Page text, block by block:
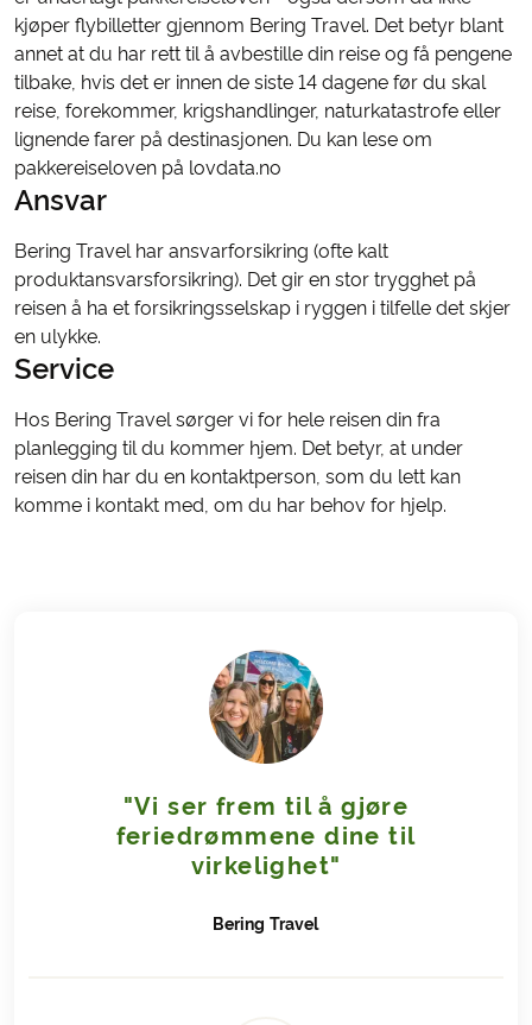
kjøper flybilletter gjennom Bering Travel. Det betyr blant
annet at du har rett til å avbestille din reise og få pengene
tilbake, hvis det er innen de siste 14 dagene før du skal
reise, forekommer, krigshandlinger, naturkatastrofe eller
lignende farer på destinasjonen. Du kan lese om
pakkereiseloven på lovdata.no
Ansvar
Bering Travel har ansvarforsikring (ofte kalt
produktansvarsforsikring). Det gir en stor trygghet på
reisen å ha et forsikringsselskap i ryggen i tilfelle det skjer
en ulykke.
Service
Hos Bering Travel sørger vi for hele reisen din fra
planlegging til du kommer hjem. Det betyr, at under
reisen din har du en kontaktperson, som du lett kan
komme i kontakt med, om du har behov for hjelp.
"Vi ser frem til å gjøre
feriedrømmene dine til
virkelighet"
Bering Travel